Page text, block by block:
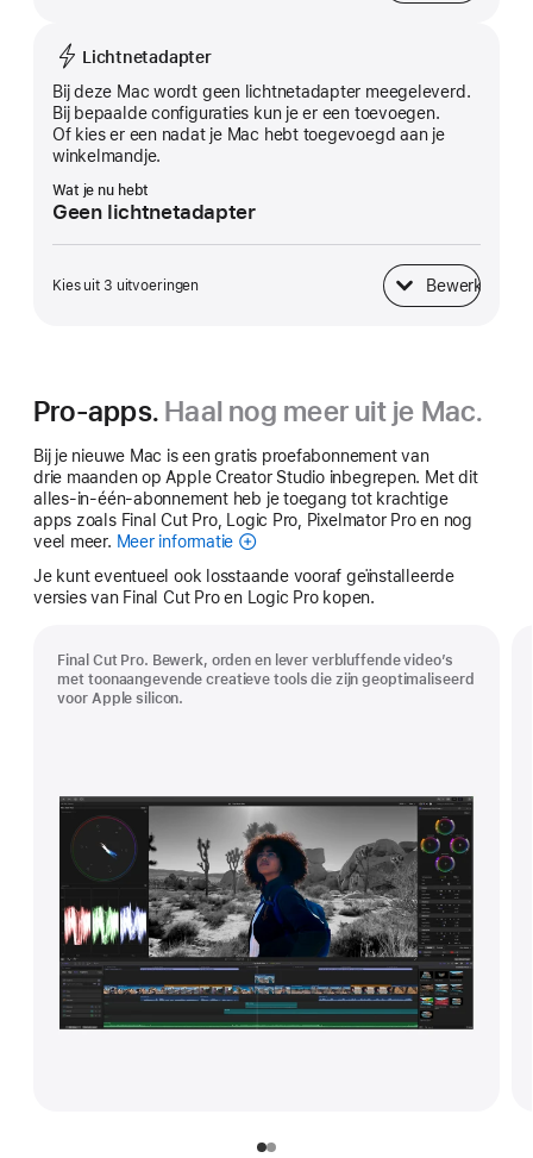
Lichtnetadapter
Bij deze Mac wordt geen lichtnet­adapter meegeleverd.
Bij bepaalde configuraties kun je er een toevoegen.
Of kies er een nadat je Mac hebt toegevoegd aan je
winkelmandje.
Wat je nu hebt
Geen lichtnetadapter
Kies uit 3 uitvoeringen Bewerk
Lichtnetadapter
Pro-apps. Haal nog meer uit je Mac.
Bij je nieuwe Mac is een gratis proefabonnement van
drie maanden op Apple Creator Studio inbegrepen. Met dit
alles-in-één-abonnement heb je toegang tot krachtige
apps zoals Final Cut Pro, Logic Pro, Pixelmator Pro en nog
veel meer. Meer informatie Apple
Studio
Je kunt eventueel ook losstaande vooraf geïnstalleerde
versies van Final Cut Pro en Logic Pro kopen.
Final Cut Pro. Bewerk, orden en lever verbluffende video’s
met toonaangevende creatieve tools die zijn geoptimaliseerd
voor Apple silicon.